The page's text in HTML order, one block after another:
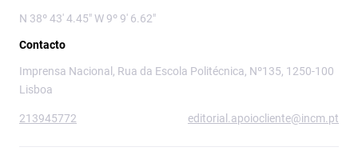
N 38º 43' 4.45" W 9º 9' 6.62"
Contacto
Imprensa Nacional, Rua da Escola Politécnica, Nº135, 1250-100
Lisboa
213945772 editorial.apoiocliente@incm.pt